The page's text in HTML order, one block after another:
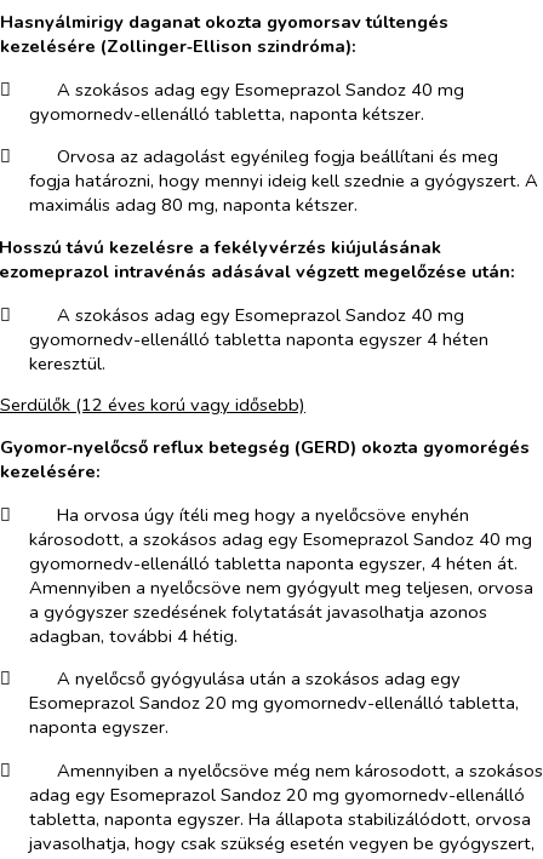
Hasnyálmirigy daganat okozta gyomorsav túltengés
kezelésére (Zollinger‑Ellison szindróma):
​
A szokásos adag egy Esomeprazol Sandoz 40 mg
gyomornedv-ellenálló tabletta, naponta kétszer.
​
Orvosa az adagolást egyénileg fogja beállítani és meg
fogja határozni, hogy mennyi ideig kell szednie a gyógyszert. A
maximális adag 80 mg, naponta kétszer.
Hosszú távú kezelésre a fekélyvérzés kiújulásának
ezomeprazol intravénás adásával végzett megelőzése után:
​
A szokásos adag egy Esomeprazol Sandoz 40 mg
gyomornedv-ellenálló tabletta naponta egyszer 4 héten
keresztül.
Serdülők (12 éves korú vagy idősebb)
Gyomor‑nyelőcső reflux betegség (GERD) okozta gyomorégés
kezelésére:
​
Ha orvosa úgy ítéli meg hogy a nyelőcsöve enyhén
károsodott, a szokásos adag egy Esomeprazol Sandoz 40 mg
gyomornedv-ellenálló tabletta naponta egyszer, 4 héten át.
Amennyiben a nyelőcsöve nem gyógyult meg teljesen, orvosa
a gyógyszer szedésének folytatását javasolhatja azonos
adagban, további 4 hétig.
​
A nyelőcső gyógyulása után a szokásos adag egy
Esomeprazol Sandoz 20 mg gyomornedv-ellenálló tabletta,
naponta egyszer.
​
Amennyiben a nyelőcsöve még nem károsodott, a szokásos
adag egy Esomeprazol Sandoz 20 mg gyomornedv-ellenálló
tabletta, naponta egyszer. Ha állapota stabilizálódott, orvosa
javasolhatja, hogy csak szükség esetén vegyen be gyógyszert,